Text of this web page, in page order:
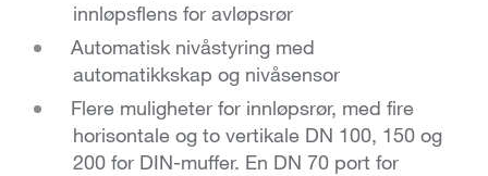
innløpsflens for avløpsrør
Automatisk nivåstyring med
automatikkskap og nivåsensor
Flere muligheter for innløpsrør, med fire
horisontale og to vertikale DN 100, 150 og
200 for DIN-muffer. En DN 70 port for